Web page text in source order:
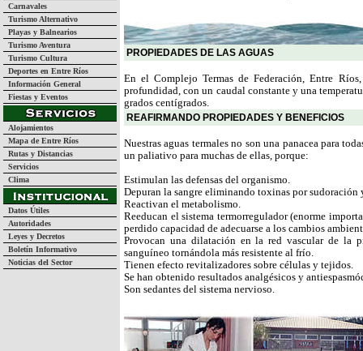
Carnavales
Turismo Alternativo
Playas y Balnearios
Turismo Aventura
Turismo Cultura
Deportes en Entre Ríos
Información General
Fiestas y Eventos
Alojamientos
Mapa de Entre Ríos
Rutas y Distancias
Servicios
Clima
Datos Útiles
Autoridades
Leyes y Decretos
Boletín Informativo
Noticias del Sector
PROPIEDADES DE LAS AGUAS
En el Complejo Termas de Federación, Entre
profundidad, con un caudal constante y una
grados centígrados.
REAFIRMANDO PROPIEDADES Y BENEFICIOS
Nuestras aguas termales no son una panacea para
un paliativo para muchas de ellas, porque:
Estimulan las defensas del organismo.
Depuran la sangre eliminando toxinas por sudoración
Reactivan el metabolismo.
Reeducan el sistema termorregulador (enorme
perdido capacidad de adecuarse a los cambios
Provocan una dilatación en la red vascular de la
sanguíneo tornándola más resistente al frío.
Tienen efecto revitalizadores sobre células y tejidos.
Se han obtenido resultados analgésicos y
Son sedantes del sistema nervioso.